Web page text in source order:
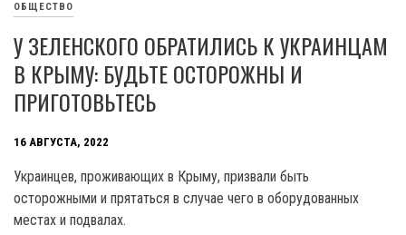
ОБЩЕСТВО
У ЗЕЛЕНСКОГО ОБРАТИЛИСЬ К УКРАИНЦАМ
В КРЫМУ: БУДЬТЕ ОСТОРОЖНЫ И
ПРИГОТОВЬТЕСЬ
16 АВГУСТА, 2022
Украинцев, проживающих в Крыму, призвали быть
осторожными и прятаться в случае чего в оборудованных
местах и подвалах.